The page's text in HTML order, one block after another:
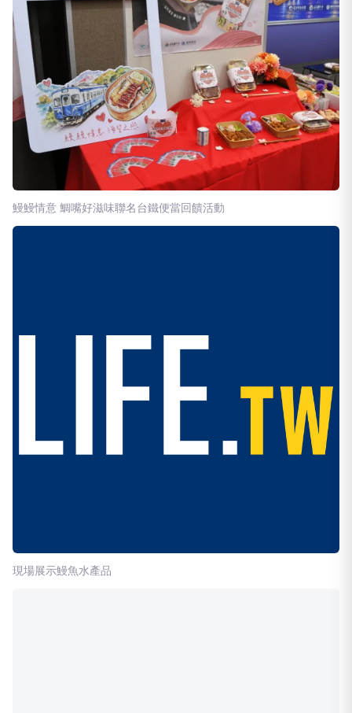
鰻鰻情意 鯛嘴好滋味聯名台鐵便當回饋活動
現場展示鰻魚水產品